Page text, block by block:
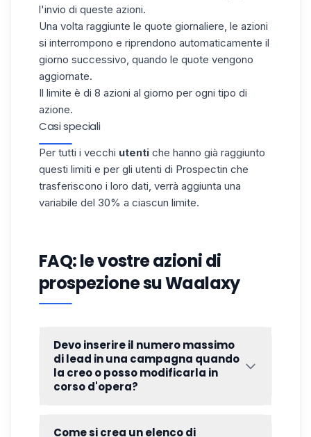
l'invio di queste azioni.
Una volta raggiunte le quote giornaliere, le azioni
si interrompono e riprendono automaticamente il
giorno successivo, quando le quote vengono
aggiornate.
Il limite è di 8 azioni al giorno per ogni tipo di
azione.
Casi speciali
Per tutti i vecchi utenti che hanno già raggiunto
questi limiti e per gli utenti di Prospectin che
trasferiscono i loro dati, verrà aggiunta una
variabile del 30% a ciascun limite.
FAQ: le vostre azioni di
prospezione su Waalaxy
Devo inserire il numero massimo
di lead in una campagna quando
la creo o posso modificarla in
corso d'opera?
è di 5000, 2500, 1000, a seconda
Come si crea un elenco di